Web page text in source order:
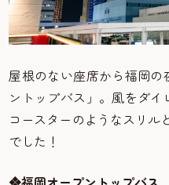
屋根のない座席から福岡
ントップバス」。風をダ
コースターのようなスリル
でした！